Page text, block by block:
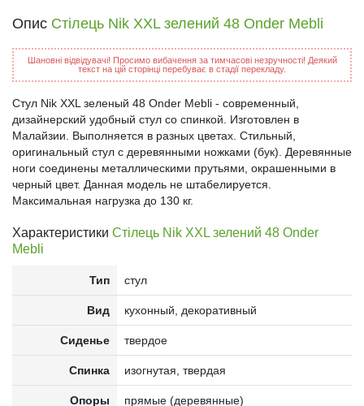
Опис Стілець Nik XXL зелений 48 Onder Mebli
Шановні відвідувачі! Просимо вибачення за тимчасові незручності! Деякий
текст на цій сторінці перебуває в стадії перекладу.
Стул Nik XXL зеленый 48 Onder Mebli - современный,
дизайнерский удобный стул со спинкой. Изготовлен в
Малайзии. Выполняется в разных цветах. Стильный,
оригинальный стул с деревянными ножками (бук). Деревянные
ноги соединены металлическими прутьями, окрашенными в
черный цвет. Данная модель не штабелируется.
Максимальная нагрузка до 130 кг.
Характеристики Стілець Nik XXL зелений 48 Onder
Mebli
Тип стул
Вид кухонный, декоративный
Сиденье твердое
Спинка изогнутая, твердая
Опоры прямые (деревянные)